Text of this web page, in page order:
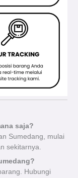
saja?
Sumedang, mulai
sekitarnya.
Hubungi